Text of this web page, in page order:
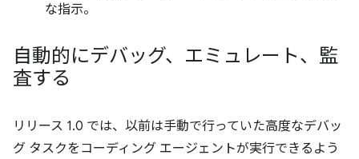
な指示。
自動的にデバッグ、エミュレート、監
査する
リリース 1.0 では、以前は手動で行っていた高度なデバッ
グ タスクをコーディング エージェントが実行できるよう